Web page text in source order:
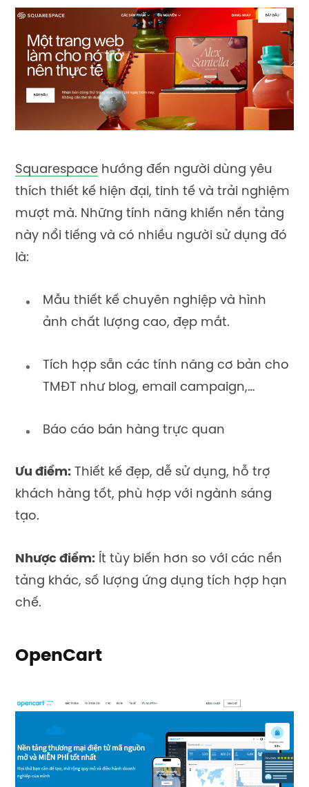
Squarespace hướng đến người dùng yêu
thích thiết kế hiện đại, tinh tế và trải nghiệm
mượt mà. Những tính năng khiến nền tảng
này nổi tiếng và có nhiều người sử dụng đó
là:
Mẫu thiết kế chuyên nghiệp và hình
ảnh chất lượng cao, đẹp mắt.
Tích hợp sẵn các tính năng cơ bản cho
TMĐT như blog, email campaign,…
Báo cáo bán hàng trực quan
Ưu điểm: Thiết kế đẹp, dễ sử dụng, hỗ trợ
khách hàng tốt, phù hợp với ngành sáng
tạo.
Nhược điểm: Ít tùy biến hơn so với các nền
tảng khác, số lượng ứng dụng tích hợp hạn
chế.
OpenCart